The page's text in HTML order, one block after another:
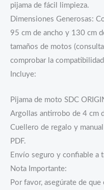
pijama de fácil limpieza.
Dimensiones Generosas:
95 cm de ancho y 130 cm
tamaños de motos
comprobar la
Incluye:
Pijama de moto SDC
Argollas antirrobo de 4 cm
Cuellero de regalo y
PDF.
Envío seguro y confiable a
Nota Importante:
Por favor, asegúrate de